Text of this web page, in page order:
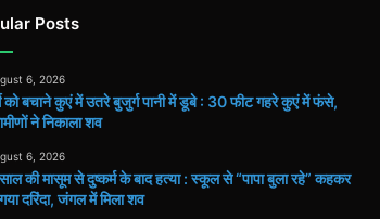
Posts
6, 2026
को बचाने कुएं में उतरे बुजुर्ग पानी में डूबे : 30 फीट गहरे कुएं में फंसे,
ने निकाला शव
6, 2026
की मासूम से दुष्कर्म के बाद हत्या : स्कूल से “पापा बुला रहे” कहकर
दरिंदा, जंगल में मिला शव